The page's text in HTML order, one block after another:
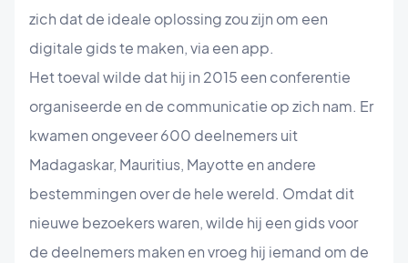
zich dat de ideale oplossing zou zijn om een
digitale gids te maken, via een app.
Het toeval wilde dat hij in 2015 een conferentie
organiseerde en de communicatie op zich nam. Er
kwamen ongeveer 600 deelnemers uit
Madagaskar, Mauritius, Mayotte en andere
bestemmingen over de hele wereld. Omdat dit
nieuwe bezoekers waren, wilde hij een gids voor
de deelnemers maken en vroeg hij iemand om de